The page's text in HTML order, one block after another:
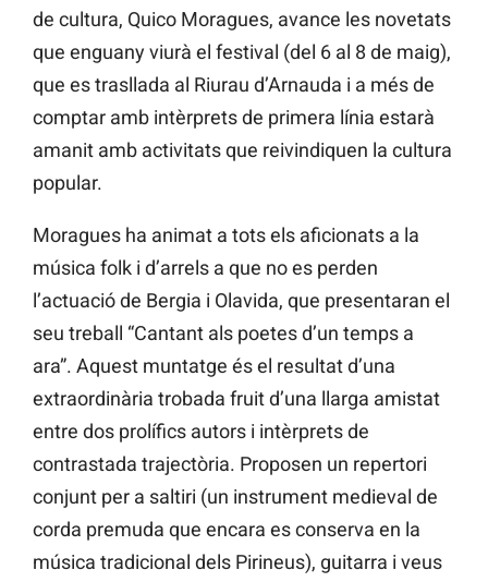
de cultura, Quico Moragues, avance les novetats
que enguany viurà el festival (del 6 al 8 de maig),
que es trasllada al Riurau d’Arnauda i a més de
comptar amb intèrprets de primera línia estarà
amanit amb activitats que reivindiquen la cultura
popular.
Moragues ha animat a tots els aficionats a la
música folk i d’arrels a que no es perden
l’actuació de Bergia i Olavida, que presentaran el
seu treball “Cantant als poetes d’un temps a
ara”. Aquest muntatge és el resultat d’una
extraordinària trobada fruit d’una llarga amistat
entre dos prolífics autors i intèrprets de
contrastada trajectòria. Proposen un repertori
conjunt per a saltiri (un instrument medieval de
corda premuda que encara es conserva en la
música tradicional dels Pirineus), guitarra i veus